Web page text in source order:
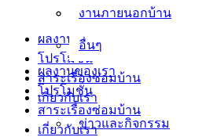
งานภายนอกบ้าน
อื่นๆ
ผลงานของเรา
โปรโมชั่น
สาระเรื่องซ่อมบ้าน
เกี่ยวกับเรา
อื่นๆ
ผลงานของเรา
โปรโมชั่น
สาระเรื่องซ่อมบ้าน
เกี่ยวกับเรา
ข่าวและกิจกรรม